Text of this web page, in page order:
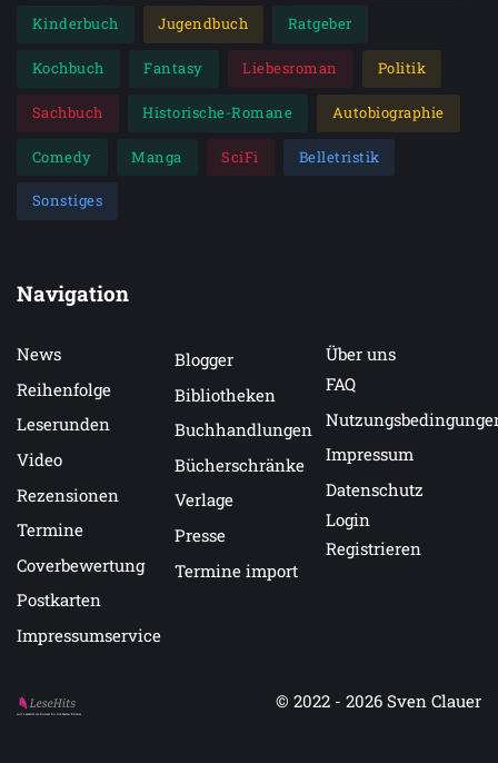
Kinderbuch Jugendbuch Ratgeber
Kochbuch Fantasy Liebesroman Politik
Sachbuch Historische-Romane Autobiographie
Comedy Manga SciFi Belletristik
Sonstiges
Navigation
News
Reihenfolge
Leserunden
Video
Rezensionen
Termine
Coverbewertung
Postkarten
Impressumservice
Blogger
Bibliotheken
Buchhandlungen
Bücherschränke
Verlage
Presse
Termine import
Über uns
FAQ
Impressum
Datenschutz
Login
Registrieren
Auf LeseHits.de findest Du die besten Bücher.
© 2022 - 2026 Sven Clauer